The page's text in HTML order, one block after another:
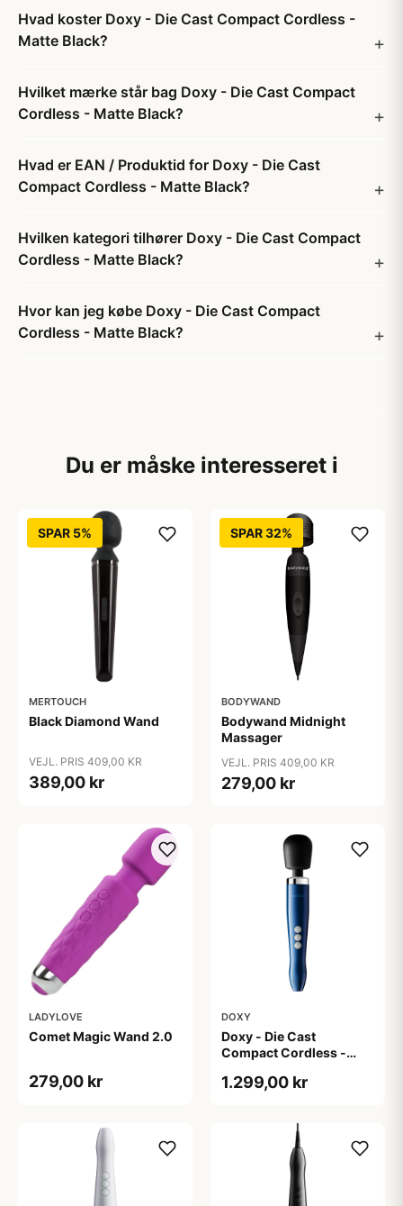
Hvad koster Doxy - Die Cast Compact Cordless -
Matte Black?
Hvilket mærke står bag Doxy - Die Cast Compact
Cordless - Matte Black?
Hvad er EAN / Produktid for Doxy - Die Cast
Compact Cordless - Matte Black?
Hvilken kategori tilhører Doxy - Die Cast Compact
Cordless - Matte Black?
Hvor kan jeg købe Doxy - Die Cast Compact
Cordless - Matte Black?
Du er måske interesseret i
SPAR 5%
MERTOUCH
Black Diamond Wand
VEJL. PRIS 409,00 KR
389,00 kr
SPAR 32%
BODYWAND
Bodywand Midnight
Massager
VEJL. PRIS 409,00 KR
279,00 kr
LADYLOVE
Comet Magic Wand 2.0
279,00 kr
DOXY
Doxy - Die Cast
Compact Cordless -
1.299,00 kr